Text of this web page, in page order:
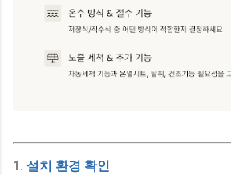
1. 설치 환경 확인